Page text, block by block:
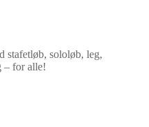
stafetløb, sololøb, leg,
– for alle!